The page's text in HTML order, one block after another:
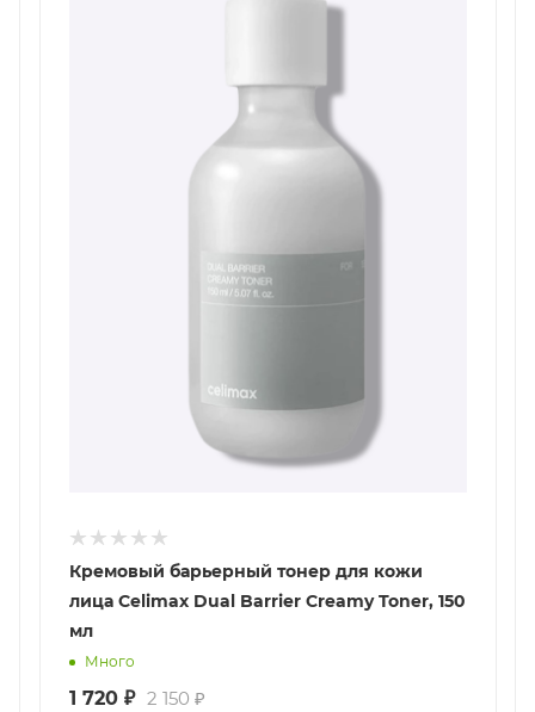
Кремовый барьерный тонер для кожи
лица Celimax Dual Barrier Creamy Toner, 150
мл
Много
1 720 ₽ 2 150 ₽